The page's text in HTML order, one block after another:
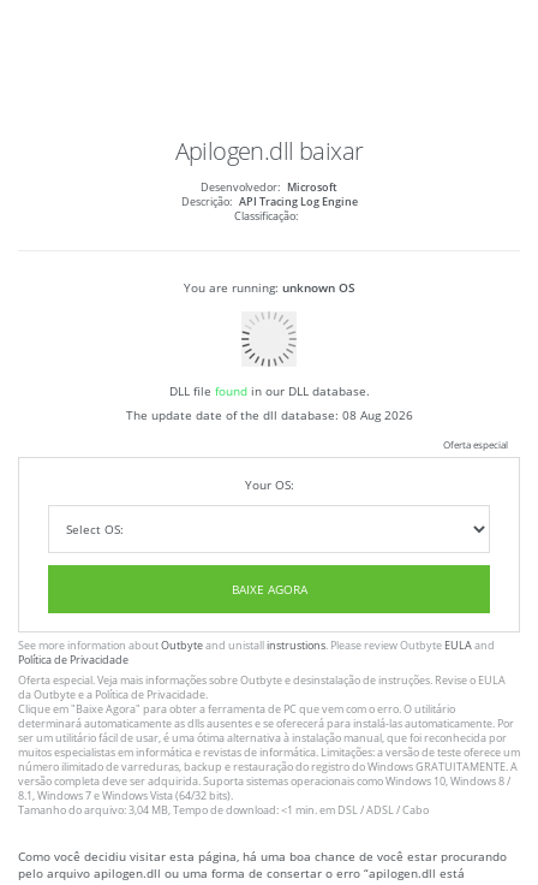
Apilogen.dll baixar
Desenvolvedor: Microsoft
Descrição: API Tracing Log Engine
Classificação:
You are running: unknown OS
DLL file foundin our DLL database.
The update date of the dll database: 08 Aug 2026
Oferta especial
Your OS:
BAIXE AGORA
See more information aboutOutbyteand unistallinstrustions. Please review Outbyte EULAand
Política de Privacidade
Oferta especial. Veja mais informações sobreOutbytee desinstalaçãode instruções. Revise o EULA
da Outbyte e a Política de Privacidade.
Clique em"Baixe Agora" para obter a ferramenta de PC que vem com o erro. O utilitário
determinará automaticamente as dlls ausentes e se oferecerá para instalá-las automaticamente. Por
ser um utilitário fácil de usar, é uma ótima alternativa à instalação manual, que foi reconhecida por
muitos especialistas em informática e revistas de informática. Limitações: a versão de teste oferece um
número ilimitado de varreduras, backup e restauração do registro do Windows GRATUITAMENTE. A
versão completa deve ser adquirida. Suporta sistemas operacionais como Windows 10, Windows 8 /
8.1, Windows 7 e Windows Vista (64/32 bits).
Tamanho do arquivo: 3,04 MB, Tempo de download: <1 min. em DSL / ADSL / Cabo
Como você decidiu visitar esta página, há uma boa chance de você estar procurando
pelo arquivo apilogen.dll ou uma forma de consertar o erro “apilogen.dll está